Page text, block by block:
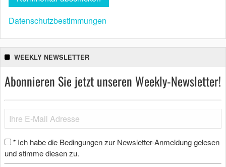
Datenschutzbestimmungen
WEEKLY NEWSLETTER
Abonnieren Sie jetzt unseren Weekly-Newsletter!
* Ich habe die Bedingungen zur Newsletter-Anmeldung gelesen
und stimme diesen zu.